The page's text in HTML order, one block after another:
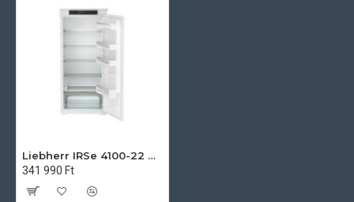
Liebherr IRSe 4100-22 Beépíthető egyajtós hűtőszekrény
341 990 Ft